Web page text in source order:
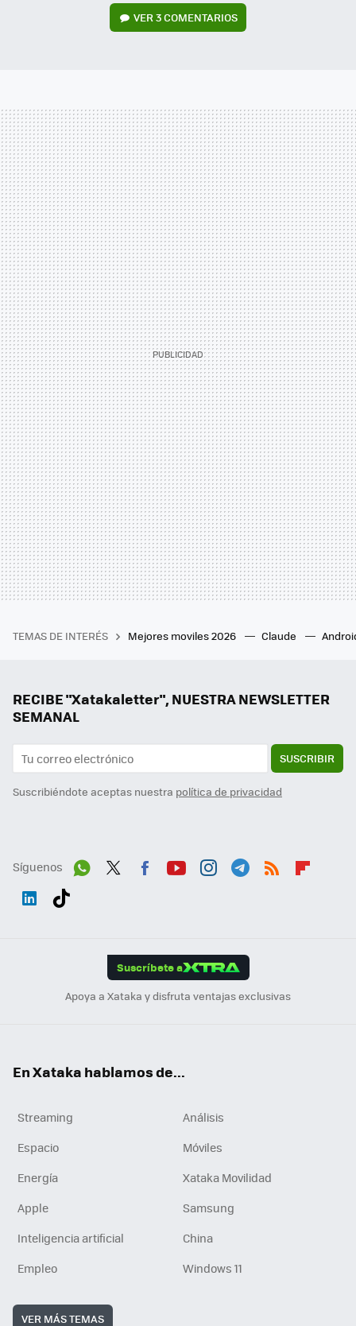
VER3 COMENTARIOS
TEMAS DE INTERÉS Mejores moviles 2026 Claude
RECIBE "Xatakaletter", NUESTRA NEWSLETTER
SEMANAL
SUSCRIBIR
Suscribiéndote aceptas nuestra política de privacidad
Síguenos
Suscríbete a
Apoya a Xataka y disfruta ventajas exclusivas
En Xataka hablamos de...
Streaming
Análisis
Espacio
Móviles
Energía
Xataka Movilidad
Apple
Samsung
Inteligencia artificial
China
Empleo
Windows 11
VER MÁS TEMAS